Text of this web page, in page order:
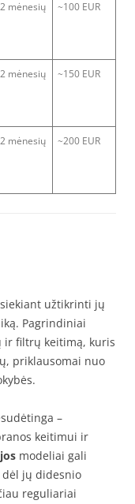
mėnesių ~100 EUR
mėnesių ~150 EUR
mėnesių ~200 EUR
užtikrinti jų
Pagrindiniai
ir filtrų keitimą, kuris
priklausomai nuo
–
keitimui ir
modeliai gali
jų didesnio
reguliariai